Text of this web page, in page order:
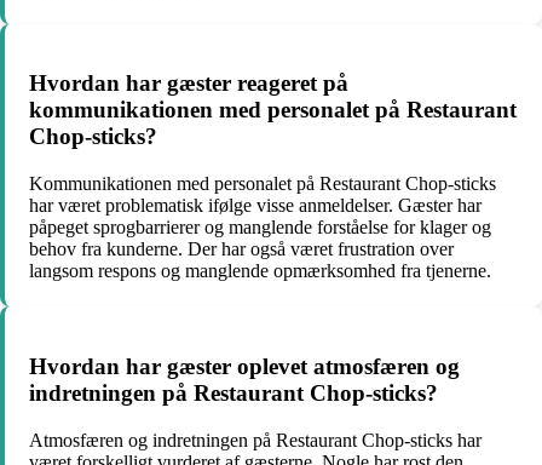
Hvordan har gæster reageret på
kommunikationen med personalet på Restaurant
Chop-sticks?
Kommunikationen med personalet på Restaurant Chop-sticks
har været problematisk ifølge visse anmeldelser. Gæster har
påpeget sprogbarrierer og manglende forståelse for klager og
behov fra kunderne. Der har også været frustration over
langsom respons og manglende opmærksomhed fra tjenerne.
Hvordan har gæster oplevet atmosfæren og
indretningen på Restaurant Chop-sticks?
Atmosfæren og indretningen på Restaurant Chop-sticks har